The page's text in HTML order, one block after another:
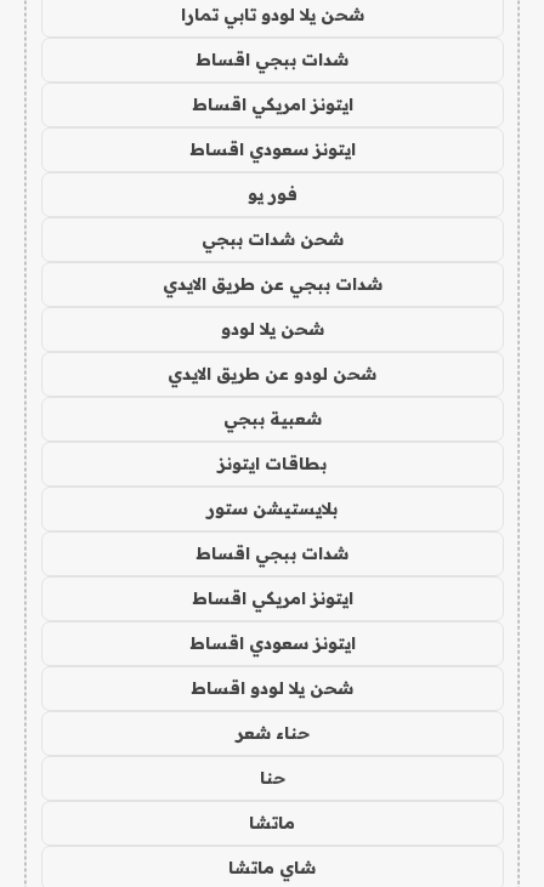
شحن يلا لودو تابي تمارا
شدات ببجي اقساط
ايتونز امريكي اقساط
ايتونز سعودي اقساط
فور يو
شحن شدات ببجي
شدات ببجي عن طريق الايدي
شحن يلا لودو
شحن لودو عن طريق الايدي
شعبية ببجي
بطاقات ايتونز
بلايستيشن ستور
شدات ببجي اقساط
ايتونز امريكي اقساط
ايتونز سعودي اقساط
شحن يلا لودو اقساط
حناء شعر
حنا
ماتشا
شاي ماتشا